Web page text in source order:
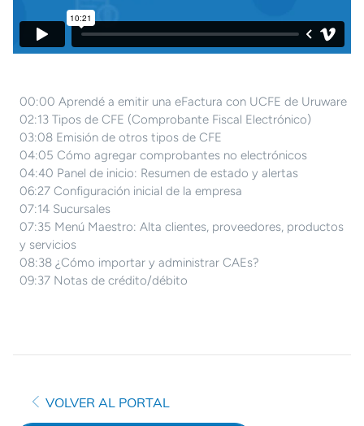
00:00 Aprendé a emitir una eFactura con UCFE de Uruware
02:13 Tipos de CFE (Comprobante Fiscal Electrónico)
03:08 Emisión de otros tipos de CFE
04:05 Cómo agregar comprobantes no electrónicos
04:40 Panel de inicio: Resumen de estado y alertas
06:27 Configuración inicial de la empresa
07:14 Sucursales
07:35 Menú Maestro: Alta clientes, proveedores, productos
y servicios
08:38 ¿Cómo importar y administrar CAEs?
09:37 Notas de crédito/débito
VOLVER AL PORTAL